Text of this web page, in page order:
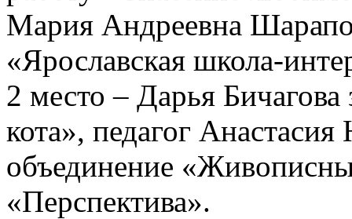
Мария Андреевна
«Ярославская школа-
2 место – Дарья Бичагова
кота», педагог
объединение
«Перспектива».